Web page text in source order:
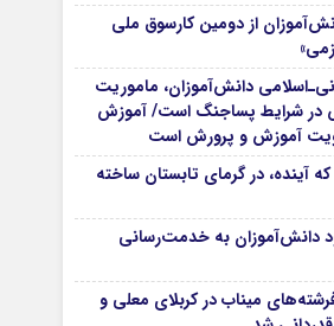
از دومین کارسوق ملی
دانش‌آموزان، ماموریت
در شرایط پساجنگ است/ آموزش
آموزش و پرورش است
آینده، در گرمای تابستان ساخته
دانش‌آموزان به خدمت‌رسانی
میناب در کربلای معلی و